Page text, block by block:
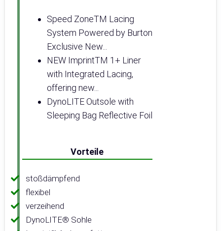
Speed ZoneTM Lacing
System Powered by Burton
Exclusive New...
NEW ImprintTM 1+ Liner
with Integrated Lacing,
offering new...
DynoLITE Outsole with
Sleeping Bag Reflective Foil
Vorteile
stoßdämpfend
flexibel
verzeihend
DynoLITE® Sohle